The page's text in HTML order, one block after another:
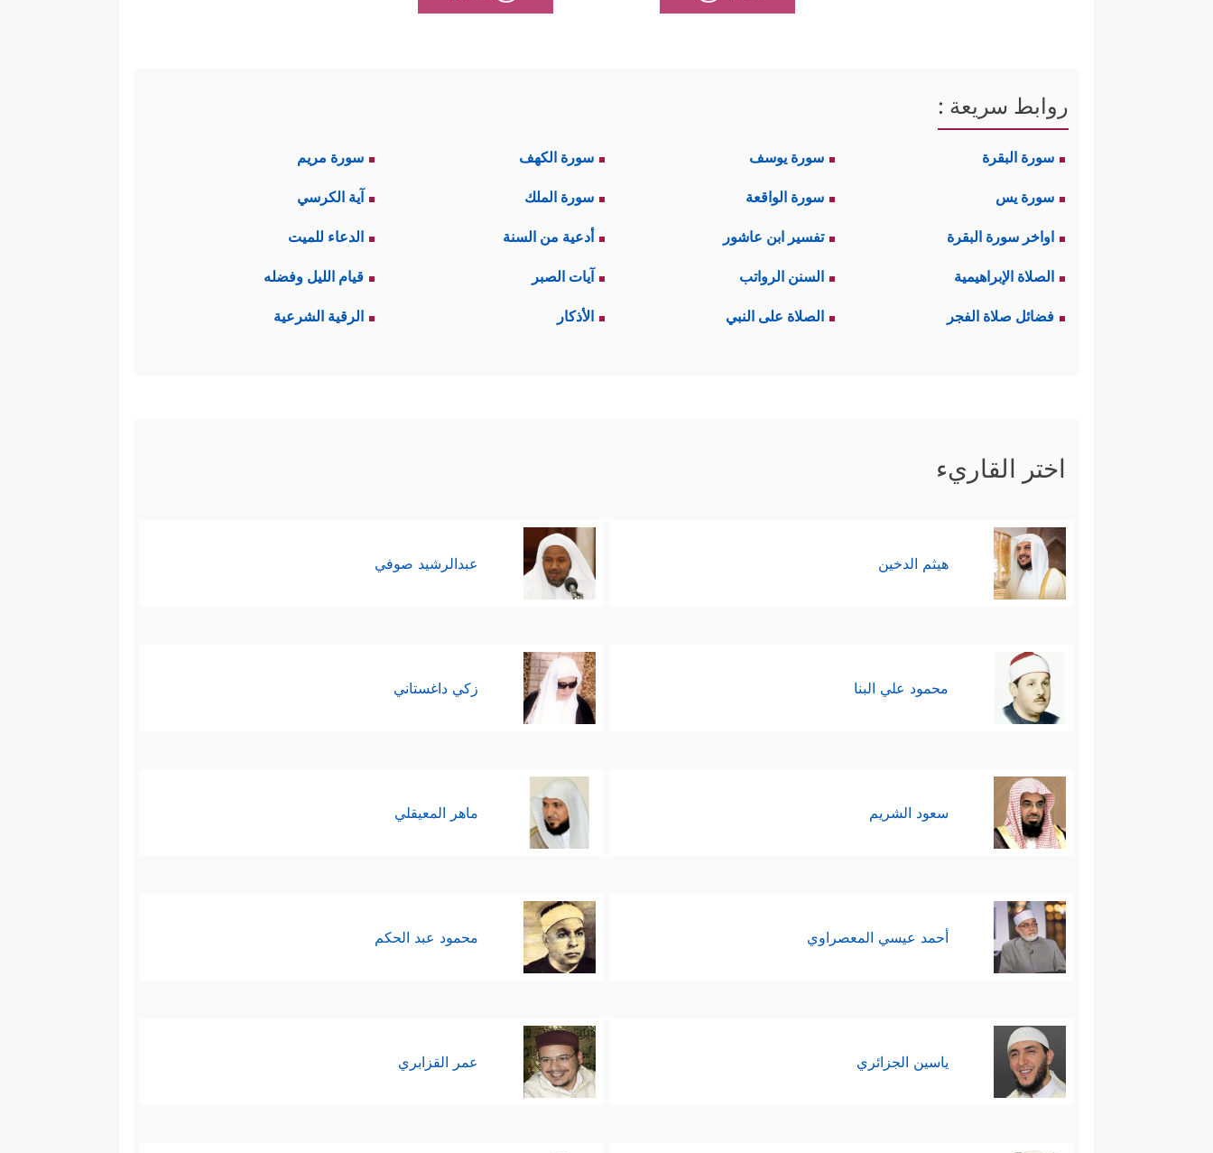
روابط سريعة :
سورة البقرة سورة يوسف سورة الكهف سورة مريم
سورة يس سورة الواقعة سورة الملك آية الكرسي
اواخر سورة البقرة تفسير ابن عاشور أدعية من السنة الدعاء للميت
الصلاة الإبراهيمية السنن الرواتب آيات الصبر قيام الليل وفضله
فضائل صلاة الفجر الصلاة على النبي الأذكار الرقية الشرعية
اختر القاريء
هيثم الدخين عبدالرشيد صوفي
محمود علي البنا زكي داغستاني
سعود الشريم ماهر المعيقلي
أحمد عيسي المعصراوي محمود عبد الحكم
ياسين الجزائري عمر القزابري